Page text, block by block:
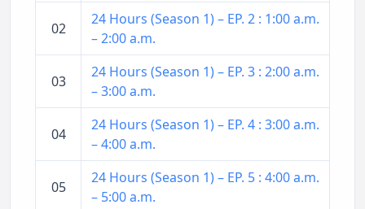
02
24 Hours (Season 1) – EP. 2 : 1:00 a.m.
– 2:00 a.m.
03
24 Hours (Season 1) – EP. 3 : 2:00 a.m.
– 3:00 a.m.
04
24 Hours (Season 1) – EP. 4 : 3:00 a.m.
– 4:00 a.m.
05
24 Hours (Season 1) – EP. 5 : 4:00 a.m.
– 5:00 a.m.